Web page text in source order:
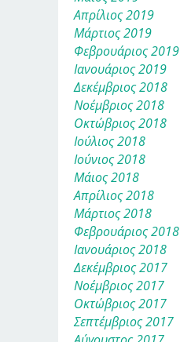
Απρίλιος 2019
Μάρτιος 2019
Φεβρουάριος 2019
Ιανουάριος 2019
Δεκέμβριος 2018
Νοέμβριος 2018
Οκτώβριος 2018
Ιούλιος 2018
Ιούνιος 2018
Μάιος 2018
Απρίλιος 2018
Μάρτιος 2018
Φεβρουάριος 2018
Ιανουάριος 2018
Δεκέμβριος 2017
Νοέμβριος 2017
Οκτώβριος 2017
Σεπτέμβριος 2017